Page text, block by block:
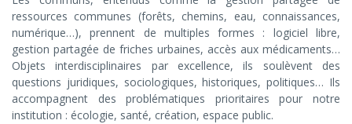
?
ressources communes (forêts, chemins, eau, connaissances,
numérique…), prennent de multiples formes : logiciel libre,
gestion partagée de friches urbaines, accès aux médicaments…
Objets interdisciplinaires par excellence, ils soulèvent des
questions juridiques, sociologiques, historiques, politiques… Ils
accompagnent des problématiques prioritaires pour notre
institution : écologie, santé, création, espace public.